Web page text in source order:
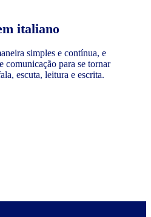
italiano
simples e contínua, e
comunicação para se tornar
escuta, leitura e escrita.